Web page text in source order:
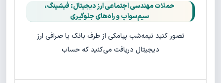
حملات مهندسی اجتماعی ارز دیجیتال: فیشینگ،
سیم‌سواپ و راه‌های جلوگیری
تصور کنید نیمه‌شب پیامکی از طرف بانک یا صرافی ارز
دیجیتال دریافت می‌کنید که حساب